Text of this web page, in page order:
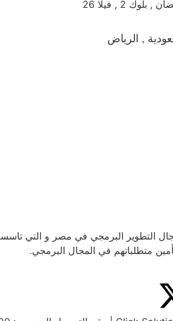
2 , فيلا 26
, الرياض
متطلباتهم في المجال البرمجي.